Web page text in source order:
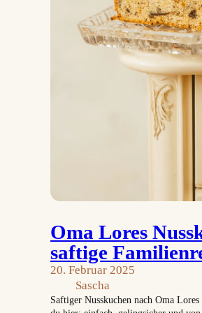
Oma Lores
saftige
20. Februar 2025
Sascha
Saftiger Nusskuchen nach Oma